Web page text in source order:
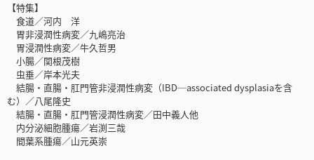
【特集】
食道／河内 洋
胃非浸潤性病変／九嶋亮治
胃浸潤性病変／牛久哲男
小腸／関根茂樹
虫垂／岸本光夫
結腸・直腸・肛門管非浸潤性病変（IBD─associated dysplasiaを含
む）／八尾隆史
結腸・直腸・肛門管浸潤性病変／田中義人他
内分泌細胞腫瘍／岩渕三哉
間葉系腫瘍／山元英崇